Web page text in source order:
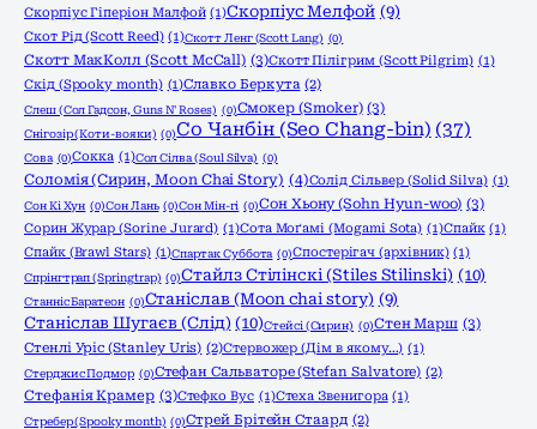
Скорпіус Гіперіон Малфой (1)Скорпіус Мелфой (9)
Скот Рід (Scott Reed) (1)Скотт Ленг (Scott Lang) (0)
Скотт МакКолл (Scott McCall) (3)Скотт Пілігрим (Scott Pilgrim) (1)
Скід (Spooky month) (1)Славко Беркута (2)
Слеш (Сол Гадсон, Guns N' Roses) (0)Смокер (Smoker) (3)
Снігозір (Коти-вояки) (0)Со Чанбін (Seo Chang-bin) (37)
Сова (0)Сокка (1)Сол Сілва (Soul Silva) (0)
Соломія (Сирин, Moon Chai Story) (4)Солід Сільвер (Solid Silva) (1)
Сон Кі Хун (0)Сон Лань (0)Сон Мін-гі (0)Сон Хьону (Sohn Hyun-woo) (3)
Сорин Журар (Sorine Jurard) (1)Сота Моґамі (Mogami Sota) (1)Спайк (1)
Спайк (Brawl Stars) (1)Спартак Суббота (0)Спостерігач (архівник) (1)
Спрінгтрап (Springtrap) (0)Стайлз Стілінскі (Stiles Stilinski) (10)
Станніс Баратеон (0)Станіслав (Moon chai story) (9)
Станіслав Шугаєв (Слід) (10)Стейсі (Сирин) (0)Стен Марш (3)
Стенлі Уріс (Stanley Uris) (2)Стервожер (Дім в якому…) (1)
Стерджис Подмор (0)Стефан Сальваторе (Stefan Salvatore) (2)
Стефанія Крамер (3)Стефко Вус (1)Стеха Звенигора (1)
Стребер (Spooky month) (0)Стрей Брітейн Стаард (2)